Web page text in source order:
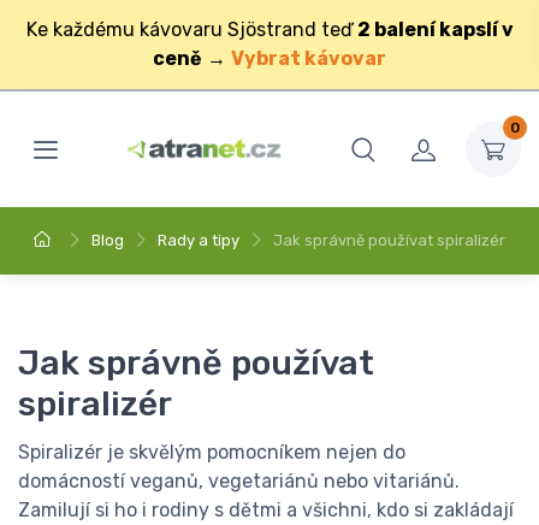
Ke každému kávovaru Sjöstrand teď 2 balení kapslí v
ceně → Vybrat kávovar
0
Blog Rady a tipy Jak správně používat spiralizér
Jak správně používat
spiralizér
Spiralizér je skvělým pomocníkem nejen do
domácností veganů, vegetariánů nebo vitariánů.
Zamilují si ho i rodiny s dětmi a všichni, kdo si zakládají